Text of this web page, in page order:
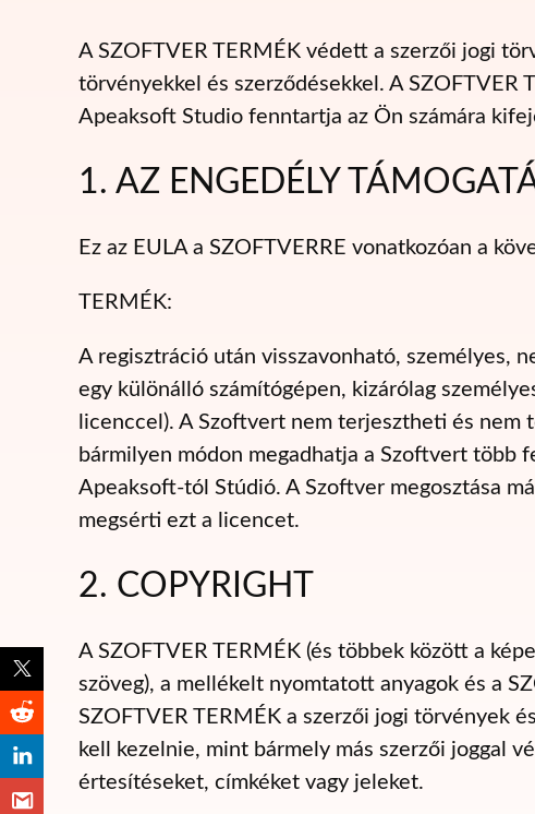
A SZOFTVER TERMÉK védett a szerzői jogi
törvényekkel és szerződésekkel. A
Apeaksoft Studio fenntartja az Ön számára
1. AZ ENGEDÉLY
Ez az EULA a SZOFTVERRE vonatkozóan a
TERMÉK:
A regisztráció után visszavonható, személyes,
egy különálló számítógépen, kizárólag
licenccel). A Szoftvert nem terjesztheti és nem
bármilyen módon megadhatja a Szoftvert több
Apeaksoft-tól Stúdió. A Szoftver megosztása
megsérti ezt a licencet.
2. COPYRIGHT
A SZOFTVER TERMÉK (és többek között a
szöveg), a mellékelt nyomtatott anyagok és a
SZOFTVER TERMÉK a szerzői jogi törvények
kell kezelnie, mint bármely más szerzői joggal
értesítéseket, címkéket vagy jeleket.